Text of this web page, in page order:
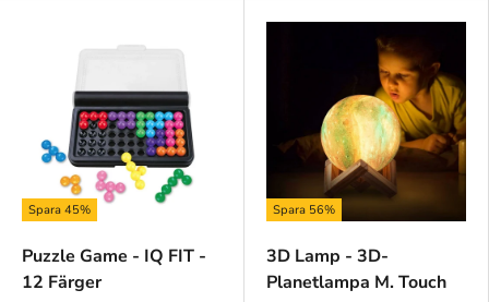
Spara 45%
Puzzle Game - IQ FIT -
12 Färger
Spara 56%
3D Lamp - 3D-
Planetlampa M. Touch